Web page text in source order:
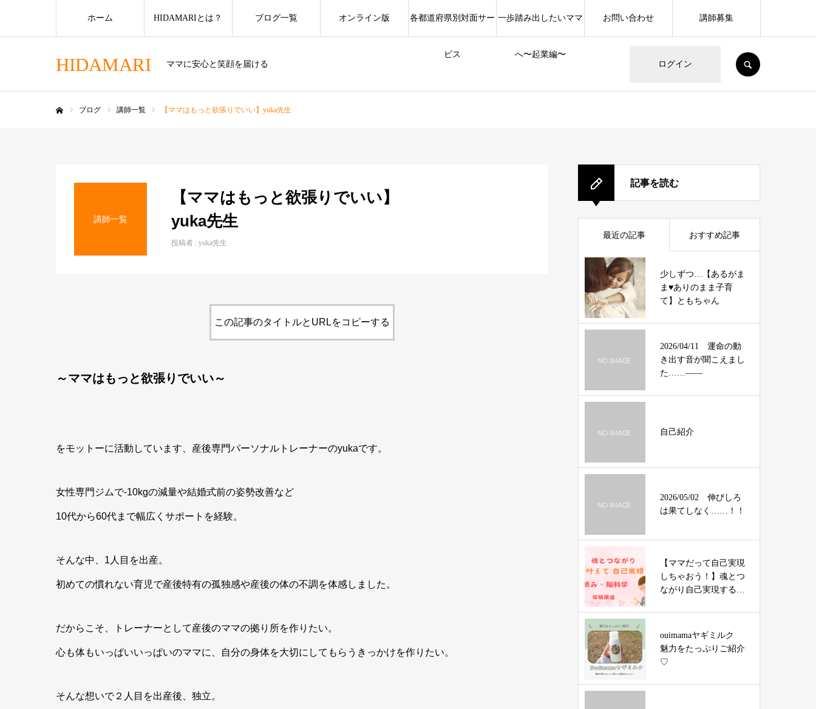
HIDAMARI ママに安心と笑顔を届ける ログイン
SEARCH
ホーム HIDAMARIとは？ ブログ一覧 オンライン版 各都道府県別対面サー
ビス
一歩踏み出したいママ
へ〜起業編〜
お問い合わせ 講師募集
ブログ 講師一覧 【ママはもっと欲張りでいい】yuka先生
講師一覧
【ママはもっと欲張りでいい】
yuka先生
投稿者 : yuka先生
この記事のタイトルとURLをコピーする
～ママはもっと欲張りでいい～
をモットーに活動しています、産後専門パーソナルトレーナーのyukaです。
女性専門ジムで-10kgの減量や結婚式前の姿勢改善など
10代から60代まで幅広くサポートを経験。
そんな中、1人目を出産。
初めての慣れない育児で産後特有の孤独感や産後の体の不調を体感しました。
だからこそ、トレーナーとして産後のママの拠り所を作りたい。
心も体もいっぱいいっぱいのママに、自分の身体を大切にしてもらうきっかけを作りたい。
そんな想いで２人目を出産後、独立。
記事を読む
最近の記事 おすすめ記事
少しずつ…【あるがま
ま♥️ありのまま子育
て】ともちゃん
2026/04/11 運命の動
き出す音が聞こえまし
た……――
自己紹介
2026/05/02 伸びしろ
は果てしなく……！！
【ママだって自己実現
しちゃおう！】魂とつ
ながり自己実現する
ouimamaヤギミルク
魅力をたっぷりご紹介
♡